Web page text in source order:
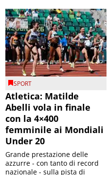
SPORT
Atletica: Matilde
Abelli vola in finale
con la 4×400
femminile ai Mondiali
Under 20
Grande prestazione delle
azzurre - con tanto di record
nazionale - sulla pista di